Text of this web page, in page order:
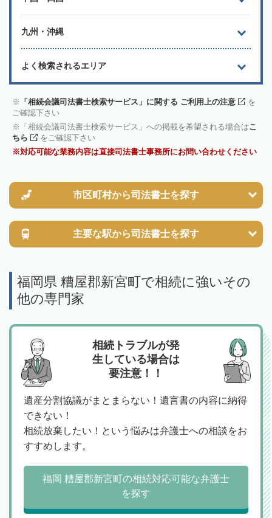
九州・沖縄
よく検索されるエリア
「相続会議司法書士検索サービス」に関する ご利用上の注意
を
ご確認下さい
「相続会議司法書士検索サービス」への掲載を希望される場合はこ
ちら
をご確認下さい
対応可能な業務内容は直接司法書士事務所にお問い合わせください
市区町村から司法書士を探す
主要な駅から司法書士を探す
福岡県 糟屋郡新宮町で相続に強いその
他の専門家
相続トラブルが発
生している場合は
要注意！！
遺産分割協議がまとまらない！遺言書の内容に納得
できない！
相続放棄したい！という悩みは弁護士への相談をお
すすめします。
福岡 糟屋郡新宮町の相続対応可能な弁護士
を探す